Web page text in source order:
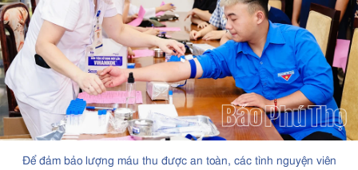
Để đảm bảo lượng máu thu được an toàn, các tình nguyện viên